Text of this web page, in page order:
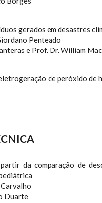
gerados em desastres
Penteado
e Prof. Dr. William
de peróxido de
da comparação de
Duarte